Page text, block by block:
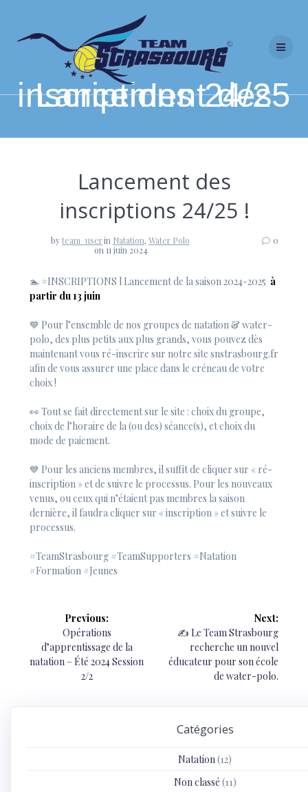
Lancement des inscriptions 24/25 !
Lancement des
inscriptions 24/25 !
byteam_userin Natation, Water Polo
on 11 juin 2024
0
🏊 #INSCRIPTIONS l Lancement de la saison 2024-2025 à
partir du 13 juin
💙 Pour l’ensemble de nos groupes de natation & water-
polo, des plus petits aux plus grands, vous pouvez dès
maintenant vous ré-inscrire sur notre site snstrasbourg.fr
afin de vous assurer une place dans le créneau de votre
choix !
👀 Tout se fait directement sur le site : choix du groupe,
choix de l’horaire de la (ou des) séance(s), et choix du
mode de paiement.
💙 Pour les anciens membres, il suffit de cliquer sur « ré-
inscription » et de suivre le processus. Pour les nouveaux
venus, ou ceux qui n’étaient pas membres la saison
dernière, il faudra cliquer sur « inscription » et suivre le
processus.
#TeamStrasbourg #TeamSupporters #Natation
#Formation #Jeunes
Navigation
l’article
Previous:
Previous
post:
Opérations
d’apprentissage de la
natation – Été 2024 Session
2/2
Next:
Next
post:
✍️ Le Team Strasbourg
recherche un nouvel
éducateur pour son école
de water-polo.
Catégories
Natation (12)
Non classé (11)